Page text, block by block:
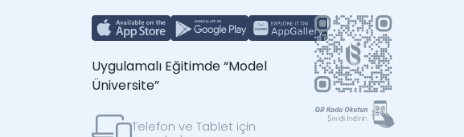
Uygulamalı Eğitimde “Model
Üniversite”
Telefon ve Tablet için